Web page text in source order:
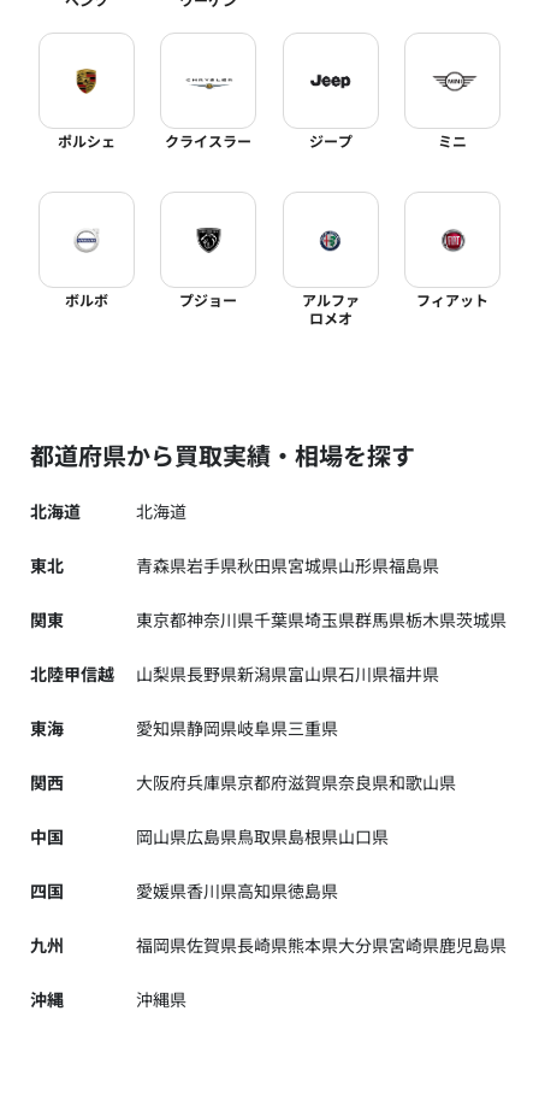
ポルシェ クライスラー ジープ ミニ
ボルボ プジョー
アルファ
ロメオ
フィアット
都道府県から買取実績・相場を探す
北海道 北海道
東北 青森県岩手県秋田県宮城県山形県福島県
関東 東京都神奈川県千葉県埼玉県群馬県栃木県茨城県
北陸甲信越 山梨県長野県新潟県富山県石川県福井県
東海 愛知県静岡県岐阜県三重県
関西 大阪府兵庫県京都府滋賀県奈良県和歌山県
中国 岡山県広島県鳥取県島根県山口県
四国 愛媛県香川県高知県徳島県
九州 福岡県佐賀県長崎県熊本県大分県宮崎県鹿児島県
沖縄 沖縄県